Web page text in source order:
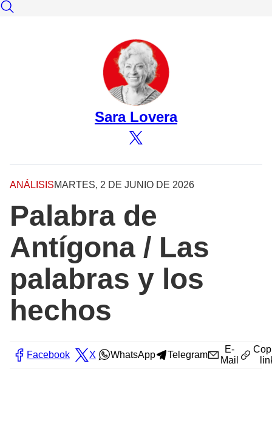
Sara Lovera
ANÁLISISMARTES, 2 DE JUNIO DE 2026
Palabra de
Antígona / Las
palabras y los
hechos
Facebook X WhatsApp Telegram
E-
Mail